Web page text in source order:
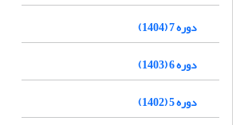
دوره 7 (1404)
دوره 6 (1403)
دوره 5 (1402)